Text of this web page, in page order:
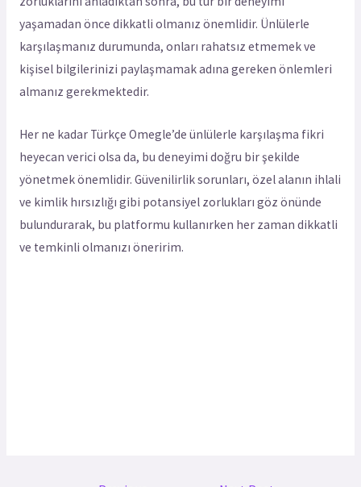
yaşamadan önce dikkatli olmanız önemlidir. Ünlülerle
karşılaşmanız durumunda, onları rahatsız etmemek ve
kişisel bilgilerinizi paylaşmamak adına gereken önlemleri
almanız gerekmektedir.
Her ne kadar Türkçe Omegle’de ünlülerle karşılaşma fikri
heyecan verici olsa da, bu deneyimi doğru bir şekilde
yönetmek önemlidir. Güvenilirlik sorunları, özel alanın ihlali
ve kimlik hırsızlığı gibi potansiyel zorlukları göz önünde
bulundurarak, bu platformu kullanırken her zaman dikkatli
ve temkinli olmanızı öneririm.